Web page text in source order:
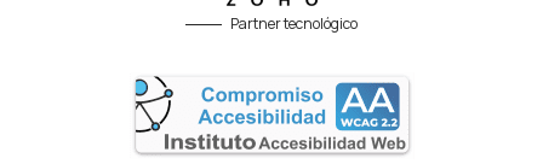
Partner tecnológico